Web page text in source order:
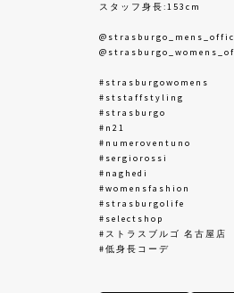
スタッフ身長:153cm
#strasburgowomens
#ststaffstyling
#strasburgo
#n21
#numeroventuno
#sergiorossi
#naghedi
#womensfashion
#strasburgolife
#selectshop
#ストラスブルゴ 名古屋店
#低身長コーデ